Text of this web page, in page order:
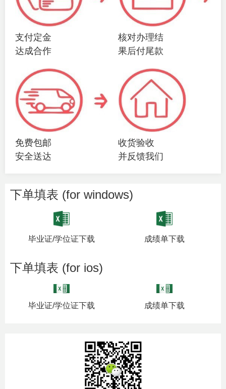
支付定金
达成合作
核对办理结
果后付尾款
免费包邮
安全送达
收货验收
并反馈我们
下单填表 (for windows)
毕业证/学位证下载 成绩单下载
下单填表 (for ios)
毕业证/学位证下载 成绩单下载